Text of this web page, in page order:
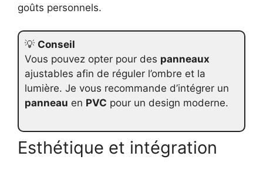
goûts personnels.
💡 Conseil
Vous pouvez opter pour des panneaux
ajustables afin de réguler l’ombre et la
lumière. Je vous recommande d’intégrer un
panneau en PVC pour un design moderne.
Esthétique et intégration